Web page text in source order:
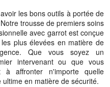
les bons outils à portée de
trousse de premiers soins
avec garrot est conçue
plus élevées en matière de
Que vous soyez un
intervenant ou que vous
à affronter n'importe quelle
en matière de sécurité.